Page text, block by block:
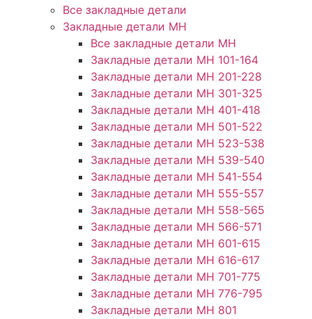
Все закладные детали
Закладные детали МН
Все закладные детали МН
Закладные детали МН 101-164
Закладные детали МН 201-228
Закладные детали МН 301-325
Закладные детали МН 401-418
Закладные детали МН 501-522
Закладные детали МН 523-538
Закладные детали МН 539-540
Закладные детали МН 541-554
Закладные детали МН 555-557
Закладные детали МН 558-565
Закладные детали МН 566-571
Закладные детали МН 601-615
Закладные детали МН 616-617
Закладные детали МН 701-775
Закладные детали МН 776-795
Закладные детали МН 801